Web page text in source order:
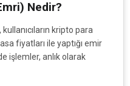
Nedir?
kripto para
fiyatları ile yaptığı emir
işlemler, anlık olarak